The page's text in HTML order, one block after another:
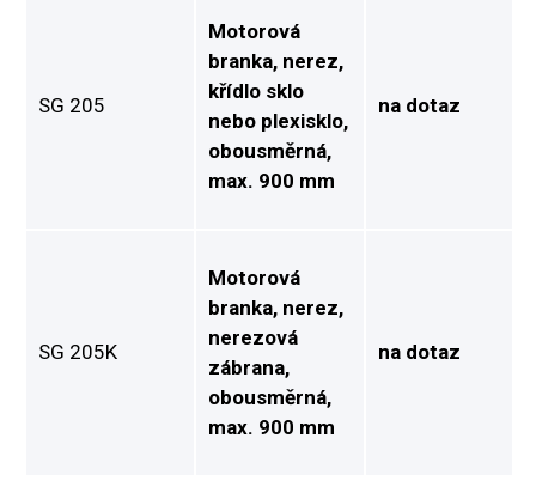
SG 205
Motorová
branka, nerez,
křídlo sklo
nebo plexisklo,
obousměrná,
max. 900 mm
na dotaz
SG 205K
Motorová
branka, nerez,
nerezová
zábrana,
obousměrná,
max. 900 mm
na dotaz